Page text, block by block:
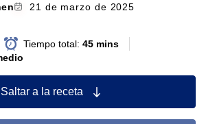
21 de marzo de 2025
Tiempo total: 45 mins
Saltar a la receta